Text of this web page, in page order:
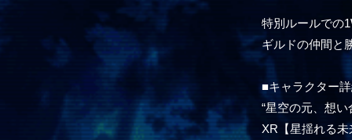
特別ルールでの
ギルドの仲間と
■キャラクター
“星空の元、想
XR【星揺れる